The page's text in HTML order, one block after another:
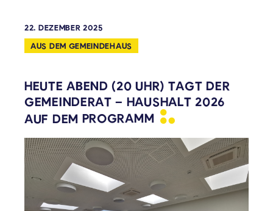
22. DEZEMBER 2025
AUS DEM GEMEINDEHAUS
HEUTE ABEND (20 UHR) TAGT DER
GEMEINDERAT – HAUSHALT 2026
AUF DEM PROGRAMM